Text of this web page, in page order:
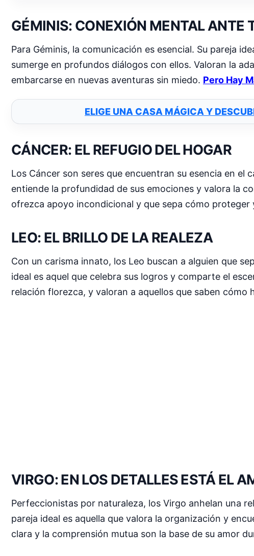
GÉMINIS: CONEXIÓN MENTAL ANTE
Para Géminis, la comunicación es esencial. Su pareja
sumerge en profundos diálogos con ellos. Valoran la
embarcarse en nuevas aventuras sin miedo. Pero Hay
ELIGE UNA CASA MÁGICA Y
CÁNCER: EL REFUGIO DEL HOGAR
Los Cáncer son seres que encuentran su esencia en el
entiende la profundidad de sus emociones y valora la
ofrezca apoyo incondicional y que sepa cómo proteger
LEO: EL BRILLO DE LA REALEZA
Con un carisma innato, los Leo buscan a alguien que
ideal es aquel que celebra sus logros y comparte el
relación florezca, y valoran a aquellos que saben cómo
VIRGO: EN LOS DETALLES ESTÁ EL
Perfeccionistas por naturaleza, los Virgo anhelan una
pareja ideal es aquella que valora la organización y
clara y la comprensión mutua son la base de su amor